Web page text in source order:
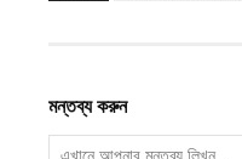
মন্তব্য করুন